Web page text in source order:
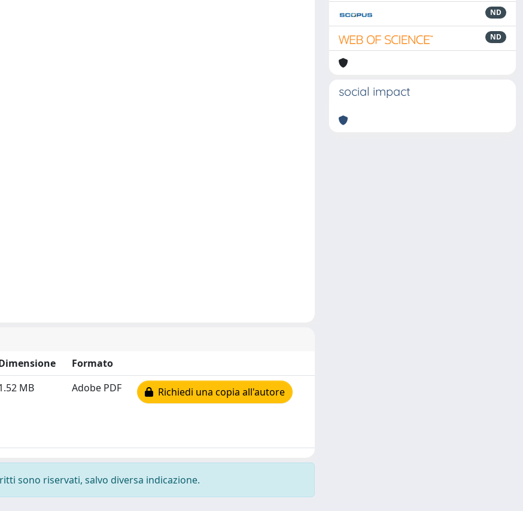
Formato
MB Adobe PDF Richiedi una copia all'autore
sono riservati, salvo diversa indicazione.
ND
ND
social impact